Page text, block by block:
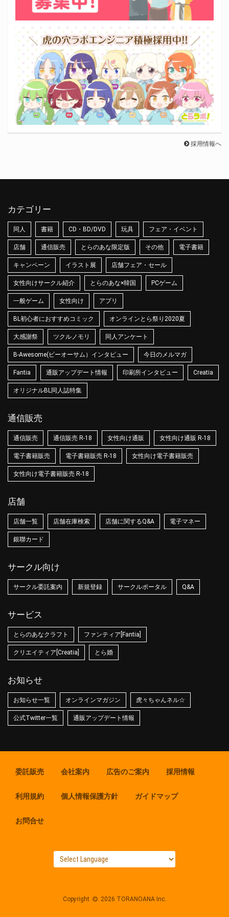
採用情報へ
カテゴリー
同人 書籍 CD・BD/DVD 玩具 フェア・イベント
店舗 通信販売 とらのあな限定版 その他 電子書籍
キャンペーン イラスト展 店舗フェア・セール
女性向けサークル紹介 とらのあな×韓国 PCゲーム
一般ゲーム 女性向け アプリ
BL初心者におすすめコミック オンラインとら祭り2020夏
大感謝祭 ツクルノモリ 同人アンケート
B-Awesome(ビーオーサム）インタビュー 今日のメルマガ
Fantia 通販アップデート情報 印刷所インタビュー Creatia
オリジナルBL同人誌特集
通信販売
通信販売 通信販売 R-18 女性向け通販 女性向け通販 R-18
電子書籍販売 電子書籍販売 R-18 女性向け電子書籍販売
女性向け電子書籍販売 R-18
店舗
店舗一覧 店舗在庫検索 店舗に関するQ&A 電子マネー
銀聯カード
サークル向け
サークル委託案内 新規登録 サークルポータル Q&A
サービス
とらのあなクラフト ファンティア[Fantia]
クリエイティア[Creatia] とら婚
お知らせ
お知らせ一覧 オンラインマガジン 虎々ちゃんネル☆
公式Twitter一覧 通販アップデート情報
委託販売 会社案内 広告のご案内 採用情報
利用規約 個人情報保護方針 ガイドマップ
お問合せ
Copyright 2026 TORANOANA Inc.